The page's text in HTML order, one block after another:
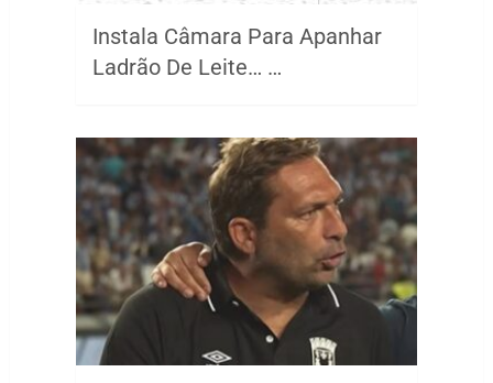
Instala Câmara Para Apanhar
Ladrão De Leite… …